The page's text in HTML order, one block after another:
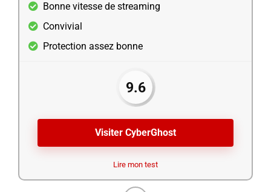
Bonne vitesse de streaming
Convivial
Protection assez bonne
9.6
Visiter CyberGhost
Lire mon test